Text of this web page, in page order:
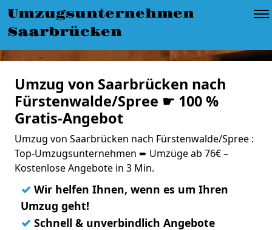
Umzugsunternehmen
Saarbrücken
Umzug von Saarbrücken nach
Fürstenwalde/Spree ☛ 100 %
Gratis-Angebot
Umzug von Saarbrücken nach Fürstenwalde/Spree :
Top-Umzugsunternehmen ➨ Umzüge ab 76€ –
Kostenlose Angebote in 3 Min.
✓ Wir helfen Ihnen, wenn es um Ihren
Umzug geht!
✓ Schnell & unverbindlich Angebote